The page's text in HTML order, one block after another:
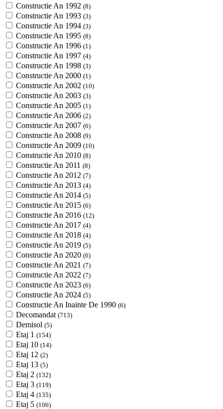
Constructie An 1992 (8)
Constructie An 1993 (3)
Constructie An 1994 (3)
Constructie An 1995 (8)
Constructie An 1996 (1)
Constructie An 1997 (4)
Constructie An 1998 (3)
Constructie An 2000 (1)
Constructie An 2002 (10)
Constructie An 2003 (3)
Constructie An 2005 (1)
Constructie An 2006 (2)
Constructie An 2007 (6)
Constructie An 2008 (9)
Constructie An 2009 (10)
Constructie An 2010 (8)
Constructie An 2011 (8)
Constructie An 2012 (7)
Constructie An 2013 (4)
Constructie An 2014 (5)
Constructie An 2015 (6)
Constructie An 2016 (12)
Constructie An 2017 (4)
Constructie An 2018 (4)
Constructie An 2019 (5)
Constructie An 2020 (6)
Constructie An 2021 (7)
Constructie An 2022 (7)
Constructie An 2023 (6)
Constructie An 2024 (5)
Constructie An Inainte De 1990 (6)
Decomandat (713)
Demisol (5)
Etaj 1 (154)
Etaj 10 (14)
Etaj 12 (2)
Etaj 13 (5)
Etaj 2 (132)
Etaj 3 (119)
Etaj 4 (135)
Etaj 5 (106)